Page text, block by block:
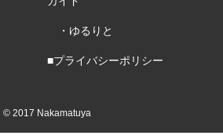
・ゆるりと
■プライバシーポリシー
© 2017 Nakamatuya